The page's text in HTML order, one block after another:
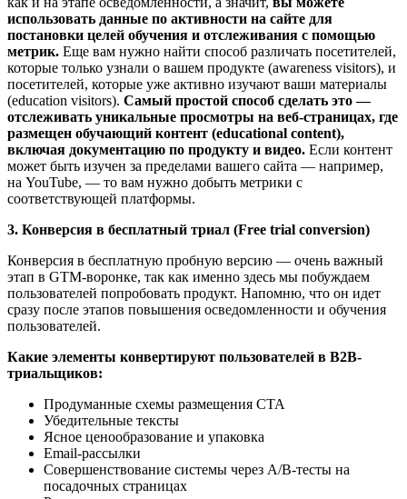
использовать данные по активности на сайте для
постановки целей обучения и отслеживания с помощью
метрик. Еще вам нужно найти способ различать посетителей,
которые только узнали о вашем продукте (awareness visitors), и
посетителей, которые уже активно изучают ваши материалы
(education visitors). Самый простой способ сделать это —
отслеживать уникальные просмотры на веб-страницах, где
размещен обучающий контент (educational content),
включая документацию по продукту и видео. Если контент
может быть изучен за пределами вашего сайта — например,
на YouTube, — то вам нужно добыть метрики с
соответствующей платформы.
3. Конверсия в бесплатный триал (Free trial conversion)
Конверсия в бесплатную пробную версию — очень важный
этап в GTM-воронке, так как именно здесь мы побуждаем
пользователей попробовать продукт. Напомню, что он идет
сразу после этапов повышения осведомленности и обучения
пользователей.
Какие элементы конвертируют пользователей в B2B-
триальщиков:
Продуманные схемы размещения CTA
Убедительные тексты
Ясное ценообразование и упаковка
Email-рассылки
Совершенствование системы через A/B-тесты на
посадочных страницах